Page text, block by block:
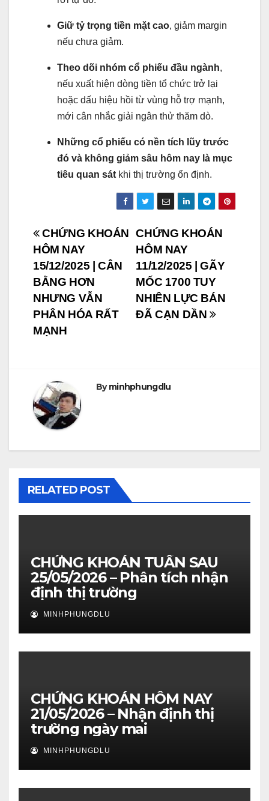
Giữ tỷ trọng tiền mặt cao, giảm margin
nếu chưa giảm.
Theo dõi nhóm cổ phiếu đầu ngành,
nếu xuất hiện dòng tiền tổ chức trở lại
hoặc dấu hiệu hồi từ vùng hỗ trợ mạnh,
mới cân nhắc giải ngân thử thăm dò.
Những cổ phiếu có nền tích lũy trước
đó và không giảm sâu hôm nay là mục
tiêu quan sát khi thị trường ổn định.
Post
navigation
CHỨNG KHOÁN
HÔM NAY
11/12/2025 | GÃY
MỐC 1700 TUY
NHIÊN LỰC BÁN
ĐÃ CẠN DẦN
CHỨNG KHOÁN
HÔM NAY
15/12/2025 | CÂN
BẰNG HƠN
NHƯNG VẪN
PHÂN HÓA RẤT
MẠNH
Byminhphungdlu
RELATED POST
CHỨNG KHOÁN TUẦN SAU
25/05/2026 – Phân tích nhận
định thị trường
MINHPHUNGDLU
CHỨNG KHOÁN HÔM NAY
21/05/2026 – Nhận định thị
trường ngày mai
MINHPHUNGDLU